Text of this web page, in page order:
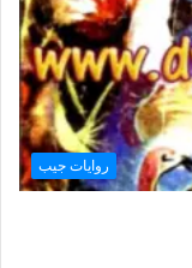
روايات جيب